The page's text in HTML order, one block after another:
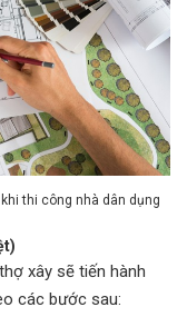
thi công nhà dân dụng
xây sẽ tiến hành
các bước sau: